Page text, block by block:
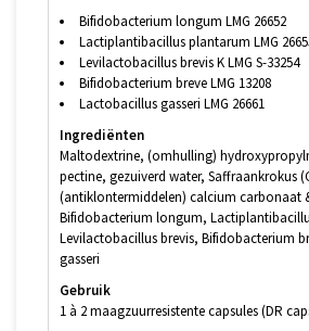
Bifidobacterium longum LMG 26652
Lactiplantibacillus plantarum LMG
Levilactobacillus brevis K LMG S-33254
Bifidobacterium breve LMG 13208
Lactobacillus gasseri LMG 26661
Ingrediënten
Maltodextrine, (omhulling)
pectine, gezuiverd water, Saffraankrokus
(antiklontermiddelen) calcium carbonaat
Bifidobacterium longum,
Levilactobacillus brevis, Bifidobacterium
gasseri
Gebruik
1 à 2 maagzuurresistente capsules (DR